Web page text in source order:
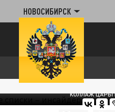
НОВОСИБИРСК
КОЛЛАЖ